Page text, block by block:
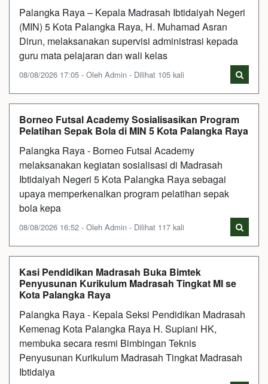
Palangka Raya – Kepala Madrasah Ibtidaiyah Negeri
(MIN) 5 Kota Palangka Raya, H. Muhamad Asran
Dirun, melaksanakan supervisi administrasi kepada
guru mata pelajaran dan wali kelas
08/08/2026 17:05 - Oleh Admin - Dilihat 105 kali
Borneo Futsal Academy Sosialisasikan Program
Pelatihan Sepak Bola di MIN 5 Kota Palangka Raya
Palangka Raya - Borneo Futsal Academy
melaksanakan kegiatan sosialisasi di Madrasah
Ibtidaiyah Negeri 5 Kota Palangka Raya sebagai
upaya memperkenalkan program pelatihan sepak
bola kepa
08/08/2026 16:52 - Oleh Admin - Dilihat 117 kali
Kasi Pendidikan Madrasah Buka Bimtek
Penyusunan Kurikulum Madrasah Tingkat MI se
Kota Palangka Raya
Palangka Raya - Kepala Seksi Pendidikan Madrasah
Kemenag Kota Palangka Raya H. Supiani HK,
membuka secara resmi Bimbingan Teknis
Penyusunan Kurikulum Madrasah Tingkat Madrasah
Ibtidaiya